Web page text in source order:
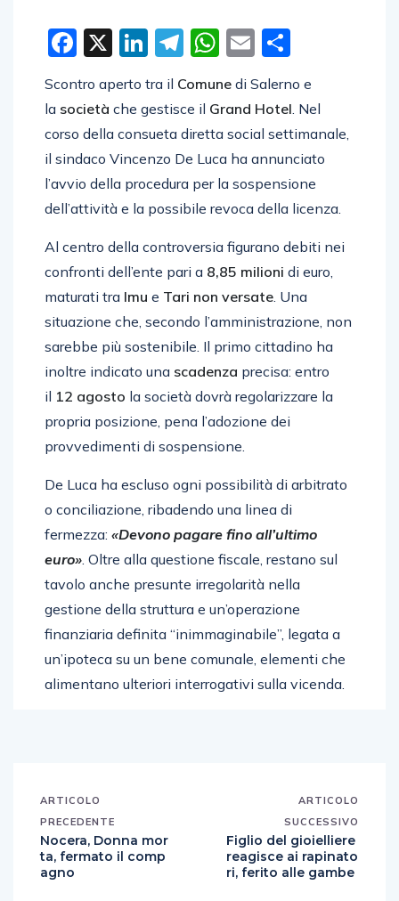
Facebook
X LinkedIn
Telegram
WhatsApp
Email
Scontro aperto tra il Comune di Salerno e
la società che gestisce il Grand Hotel. Nel
corso della consueta diretta social settimanale,
il sindaco Vincenzo De Luca ha annunciato
l’avvio della procedura per la sospensione
dell’attività e la possibile revoca della licenza.
Al centro della controversia figurano debiti nei
confronti dell’ente pari a 8,85 milioni di euro,
maturati tra Imu e Tari non versate. Una
situazione che, secondo l’amministrazione, non
sarebbe più sostenibile. Il primo cittadino ha
inoltre indicato una scadenza precisa: entro
il 12 agosto la società dovrà regolarizzare la
propria posizione, pena l’adozione dei
provvedimenti di sospensione.
De Luca ha escluso ogni possibilità di arbitrato
o conciliazione, ribadendo una linea di
fermezza: «Devono pagare fino all’ultimo
euro». Oltre alla questione fiscale, restano sul
tavolo anche presunte irregolarità nella
gestione della struttura e un’operazione
finanziaria definita “inimmaginabile”, legata a
un’ipoteca su un bene comunale, elementi che
alimentano ulteriori interrogativi sulla vicenda.
ARTICOLO
PRECEDENTE
Nocera, Donna mor
ta, fermato il comp
agno
ARTICOLO
SUCCESSIVO
Figlio del gioielliere
reagisce ai rapinato
ri, ferito alle gambe